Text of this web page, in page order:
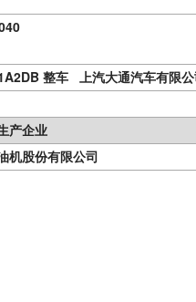
整车 上汽大通汽车有限公
产企业
机股份有限公司